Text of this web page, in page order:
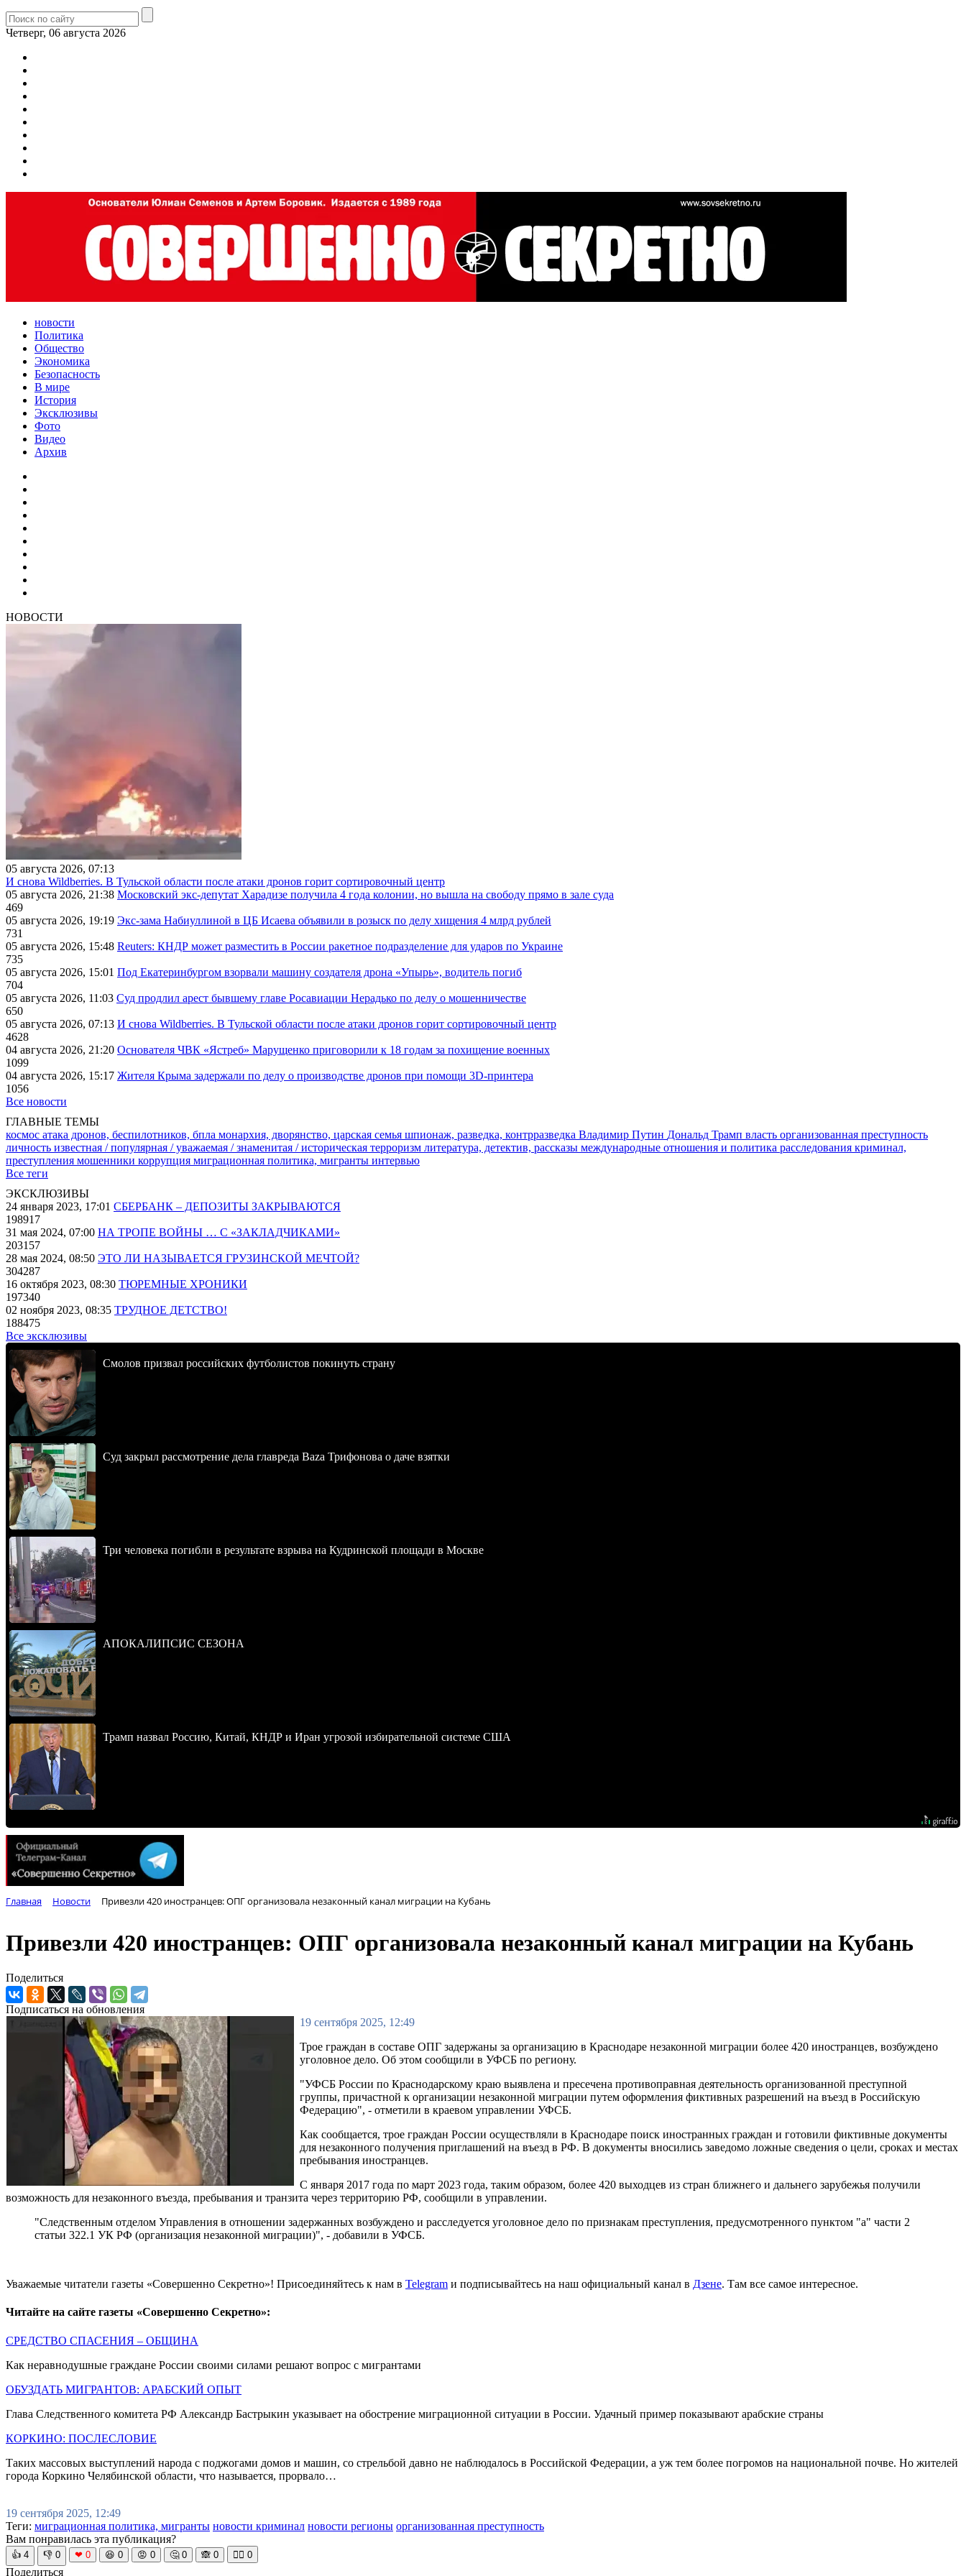
Четверг, 06 августа 2026
новости
Политика
Общество
Экономика
Безопасность
В мире
История
Эксклюзивы
Фото
Видео
Архив
НОВОСТИ
05 августа 2026, 07:13
И снова Wildberries. В Тульской области после атаки дронов горит сортировочный центр
05 августа 2026, 21:38 Московский экс-депутат Харадизе получила 4 года колонии, но вышла на свободу прямо в зале суда
469
05 августа 2026, 19:19 Экс-зама Набиуллиной в ЦБ Исаева объявили в розыск по делу хищения 4 млрд рублей
731
05 августа 2026, 15:48 Reuters: КНДР может разместить в России ракетное подразделение для ударов по Украине
735
05 августа 2026, 15:01 Под Екатеринбургом взорвали машину создателя дрона «Упырь», водитель погиб
704
05 августа 2026, 11:03 Суд продлил арест бывшему главе Росавиации Нерадько по делу о мошенничестве
650
05 августа 2026, 07:13 И снова Wildberries. В Тульской области после атаки дронов горит сортировочный центр
4628
04 августа 2026, 21:20 Основателя ЧВК «Ястреб» Марущенко приговорили к 18 годам за похищение военных
1099
04 августа 2026, 15:17 Жителя Крыма задержали по делу о производстве дронов при помощи 3D‑принтера
1056
Все новости
ГЛАВНЫЕ ТЕМЫ
космос атака дронов, беспилотников, бпла монархия, дворянство, царская семья шпионаж, разведка, контрразведка Владимир Путин Дональд Трамп власть организованная преступность
личность известная / популярная / уважаемая / знаменитая / историческая терроризм литература, детектив, рассказы международные отношения и политика расследования криминал,
преступления мошенники коррупция миграционная политика, мигранты интервью
Все теги
ЭКСКЛЮЗИВЫ
24 января 2023, 17:01 СБЕРБАНК – ДЕПОЗИТЫ ЗАКРЫВАЮТСЯ
198917
31 мая 2024, 07:00 НА ТРОПЕ ВОЙНЫ … С «ЗАКЛАДЧИКАМИ»
203157
28 мая 2024, 08:50 ЭТО ЛИ НАЗЫВАЕТСЯ ГРУЗИНСКОЙ МЕЧТОЙ?
304287
16 октября 2023, 08:30 ТЮРЕМНЫЕ ХРОНИКИ
197340
02 ноября 2023, 08:35 ТРУДНОЕ ДЕТСТВО!
188475
Все эксклюзивы
Смолов призвал российских футболистов покинуть страну
Суд закрыл рассмотрение дела главреда Baza Трифонова о даче взятки
Три человека погибли в результате взрыва на Кудринской площади в Москве
АПОКАЛИПСИС СЕЗОНА
Трамп назвал Россию, Китай, КНДР и Иран угрозой избирательной системе США
Главная Новости Привезли 420 иностранцев: ОПГ организовала незаконный канал миграции на Кубань
Привезли 420 иностранцев: ОПГ организовала незаконный канал миграции на Кубань
Поделиться
Подписаться на обновления
19 сентября 2025, 12:49
Трое граждан в составе ОПГ задержаны за организацию в Краснодаре незаконной миграции более 420 иностранцев, возбуждено
уголовное дело. Об этом сообщили в УФСБ по региону.
"УФСБ России по Краснодарскому краю выявлена и пресечена противоправная деятельность организованной преступной
группы, причастной к организации незаконной миграции путем оформления фиктивных разрешений на въезд в Российскую
Федерацию", - отметили в краевом управлении УФСБ.
Как сообщается, трое граждан России осуществляли в Краснодаре поиск иностранных граждан и готовили фиктивные документы
для незаконного получения приглашений на въезд в РФ. В документы вносились заведомо ложные сведения о цели, сроках и местах
пребывания иностранцев.
С января 2017 года по март 2023 года, таким образом, более 420 выходцев из стран ближнего и дальнего зарубежья получили
возможность для незаконного въезда, пребывания и транзита через территорию РФ, сообщили в управлении.
"Следственным отделом Управления в отношении задержанных возбуждено и расследуется уголовное дело по признакам преступления, предусмотренного пунктом "а" части 2
статьи 322.1 УК РФ (организация незаконной миграции)", - добавили в УФСБ.
Уважаемые читатели газеты «Совершенно Секретно»! Присоединяйтесь к нам в Telegram и подписывайтесь на наш официальный канал в Дзене. Там все самое интересное.
Читайте на сайте газеты «Совершенно Секретно»:
СРЕДСТВО СПАСЕНИЯ – ОБЩИНА
Как неравнодушные граждане России своими силами решают вопрос с мигрантами
ОБУЗДАТЬ МИГРАНТОВ: АРАБСКИЙ ОПЫТ
Глава Следственного комитета РФ Александр Бастрыкин указывает на обострение миграционной ситуации в России. Удачный пример показывают арабские страны
КОРКИНО: ПОСЛЕСЛОВИЕ
Таких массовых выступлений народа с поджогами домов и машин, со стрельбой давно не наблюдалось в Российской Федерации, а уж тем более погромов на национальной почве. Но жителей
города Коркино Челябинской области, что называется, прорвало…
19 сентября 2025, 12:49
Теги: миграционная политика, мигранты новости криминал новости регионы организованная преступность
Вам понравилась эта публикация?
👍 4 👎 0 ❤ 0 😆 0 😡 0 🤔 0 🙈 0 🧘‍♀️ 0
Поделиться